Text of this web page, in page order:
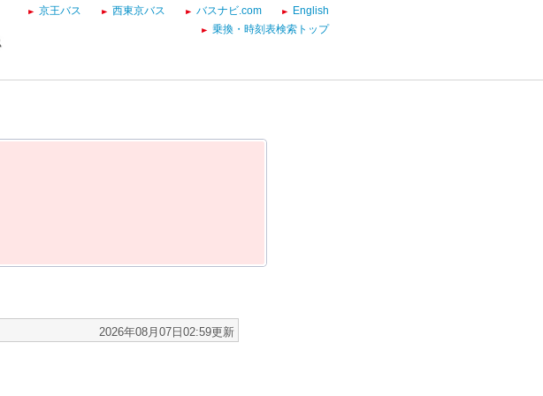
京王バス 西東京バス バスナビ.com
English
乗換・時刻表検索トップ
2026年08月07日02:59更新